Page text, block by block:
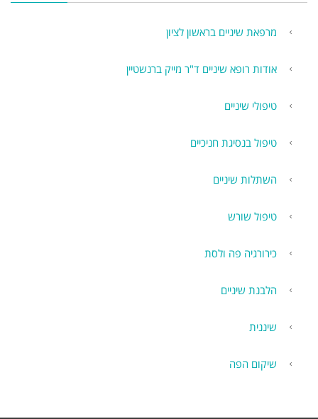
מרפאת שיניים בראשון לציון
אודות רופא שיניים ד"ר מייק ברנשטיין
טיפולי שיניים
טיפול בנסיגת חניכיים
השתלות שיניים
טיפול שורש
כירורגיה פה ולסת
הלבנת שיניים
שיננית
שיקום הפה